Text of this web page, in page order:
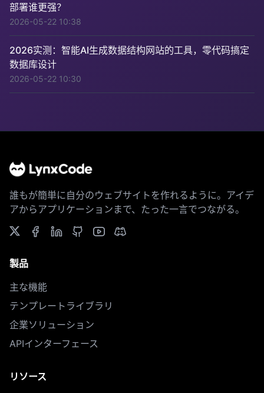
部署谁更强？
2026-05-22 10:38
2026实测：智能AI生成数据结构网站的工具，零代码搞定
数据库设计
2026-05-22 10:30
誰もが簡単に自分のウェブサイトを作れるように。アイデ
アからアプリケーションまで、たった一言でつながる。
製品
主な機能
テンプレートライブラリ
企業ソリューション
APIインターフェース
リソース